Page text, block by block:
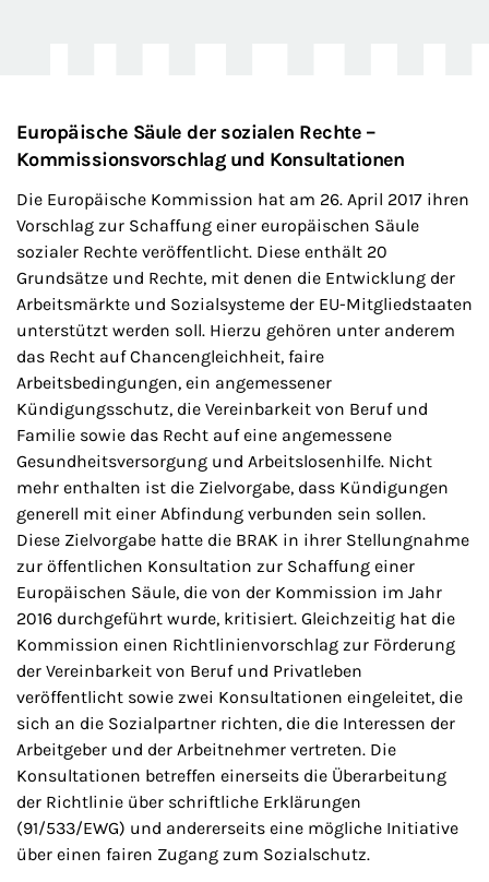
Europäische Säule der sozialen Rechte –
Kommissionsvorschlag und Konsultationen
Die Europäische Kommission hat am 26. April 2017 ihren
Vorschlag zur Schaffung einer europäischen Säule
sozialer Rechte veröffentlicht. Diese enthält 20
Grundsätze und Rechte, mit denen die Entwicklung der
Arbeitsmärkte und Sozialsysteme der EU-Mitgliedstaaten
unterstützt werden soll. Hierzu gehören unter anderem
das Recht auf Chancengleichheit, faire
Arbeitsbedingungen, ein angemessener
Kündigungsschutz, die Vereinbarkeit von Beruf und
Familie sowie das Recht auf eine angemessene
Gesundheitsversorgung und Arbeitslosenhilfe. Nicht
mehr enthalten ist die Zielvorgabe, dass Kündigungen
generell mit einer Abfindung verbunden sein sollen.
Diese Zielvorgabe hatte die BRAK in ihrer Stellungnahme
zur öffentlichen Konsultation zur Schaffung einer
Europäischen Säule, die von der Kommission im Jahr
2016 durchgeführt wurde, kritisiert. Gleichzeitig hat die
Kommission einen Richtlinienvorschlag zur Förderung
der Vereinbarkeit von Beruf und Privatleben
veröffentlicht sowie zwei Konsultationen eingeleitet, die
sich an die Sozialpartner richten, die die Interessen der
Arbeitgeber und der Arbeitnehmer vertreten. Die
Konsultationen betreffen einerseits die Überarbeitung
der Richtlinie über schriftliche Erklärungen
(91/533/EWG) und andererseits eine mögliche Initiative
über einen fairen Zugang zum Sozialschutz.